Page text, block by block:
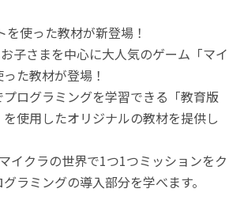
使った教材が新登場！
子さまを中心に大人気のゲーム「マイ
た教材が登場！
ログラミングを学習できる「教育版
使用したオリジナルの教材を提供し
イクラの世界で1つ1つミッションをク
ラミングの導入部分を学べます。